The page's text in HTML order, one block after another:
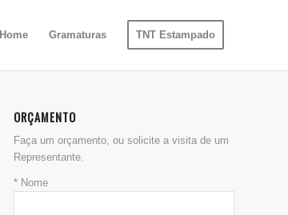
Home Gramaturas TNT Estampado
ORÇAMENTO
Faça um orçamento, ou solicite a visita de um
Representante.
* Nome